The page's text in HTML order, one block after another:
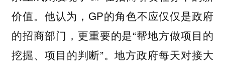
价值。他认为，GP的角色不应仅仅是政府
的招商部门，更重要的是“帮地方做项目的
挖掘、项目的判断”。地方政府每天对接大